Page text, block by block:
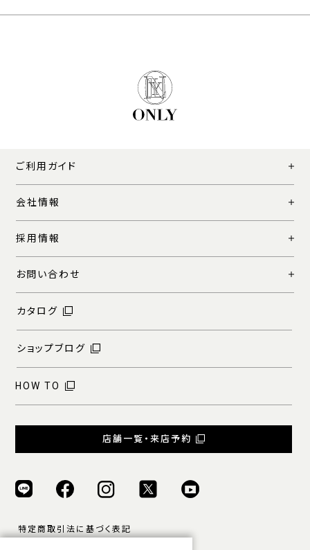
ご利用ガイド
会社情報
採用情報
お問い合わせ
カタログ
ショップブログ
HOW TO
店舗一覧・来店予約
特定商取引法に基づく表記